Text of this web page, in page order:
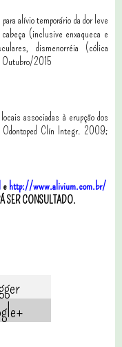
alívio temporário da dor leve
(inclusive enxaqueca e
dismenorréia (cólica
Outubro/2015
associadas à erupção dos
Odontoped Clín Integr. 2009;
e http://www.alivium.com.br/
SER CONSULTADO.